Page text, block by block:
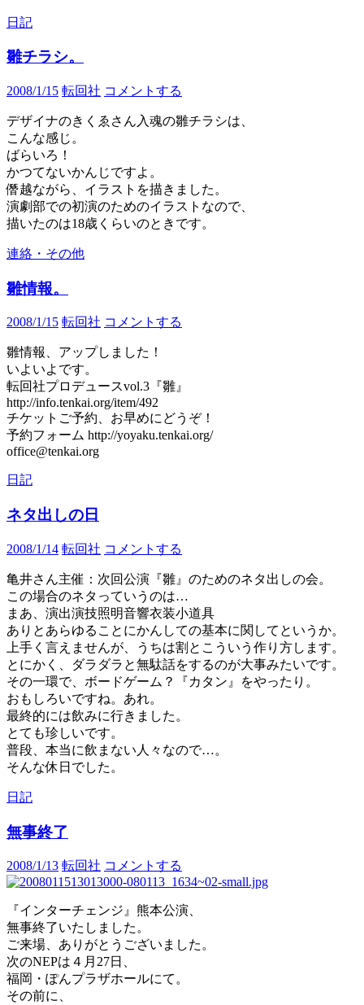
日記
雛チラシ。
2008/1/15 転回社 コメントする
デザイナのきくゑさん入魂の雛チラシは、
こんな感じ。
ばらいろ！
かつてないかんじですよ。
僭越ながら、イラストを描きました。
演劇部での初演のためのイラストなので、
描いたのは18歳くらいのときです。
連絡・その他
雛情報。
2008/1/15 転回社 コメントする
雛情報、アップしました！
いよいよです。
転回社プロデュースvol.3『雛』
http://info.tenkai.org/item/492
チケットご予約、お早めにどうぞ！
予約フォーム http://yoyaku.tenkai.org/
office@tenkai.org
日記
ネタ出しの日
2008/1/14 転回社 コメントする
亀井さん主催：次回公演『雛』のためのネタ出しの会。
この場合のネタっていうのは…
まあ、演出演技照明音響衣装小道具
ありとあらゆることにかんしての基本に関してというか。
上手く言えませんが、うちは割とこういう作り方します。
とにかく、ダラダラと無駄話をするのが大事みたいです。
その一環で、ボードゲーム？『カタン』をやったり。
おもしろいですね。あれ。
最終的には飲みに行きました。
とても珍しいです。
普段、本当に飲まない人々なので…。
そんな休日でした。
日記
無事終了
2008/1/13 転回社 コメントする
『インターチェンジ』熊本公演、
無事終了いたしました。
ご来場、ありがとうございました。
次のNEPは４月27日、
福岡・ぽんプラザホールにて。
その前に、